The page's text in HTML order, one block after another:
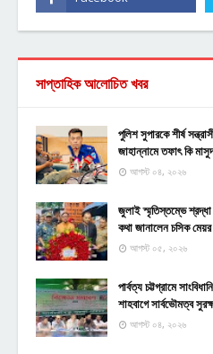
সাপ্তাহিক আলোচিত খবর
পুলিশ সুপারকে শীর্ষ
জাহান্নামে তফাৎ কি
আগস্ট ০৪, ২০২৬
জুলাই স্মৃতিস্তম্ভে শ্রদ্ধা
কথা জানালেন চসিক
আগস্ট ০৫, ২০২৬
পার্বত্য চট্টগ্রামে
শাহবাগে সার্বভৌমত্ব
আগস্ট ০৪, ২০২৬